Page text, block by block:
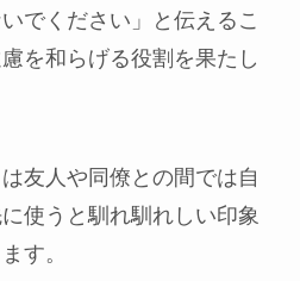
でください」と伝えるこ
を和らげる役割を果たし
友人や同僚との間では自
使うと馴れ馴れしい印象
す。